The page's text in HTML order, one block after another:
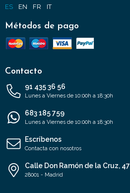
ES EN FR IT
Métodos de pago
Contacto
91 435 36 56
Lunes a Viernes de 10:00h a 18:30h
683 185 759
Lunes a Viernes de 10:00h a 18:30h
Escríbenos
Contacta con nosotros
Calle Don Ramón de la Cruz, 47
28001 - Madrid